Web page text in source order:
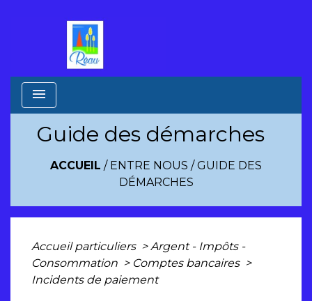
menu
Guide des démarches
ACCUEIL / ENTRE NOUS /GUIDE DES
DÉMARCHES
Accueil particuliers > Argent - Impôts -
Consommation > Comptes bancaires >
Incidents de paiement